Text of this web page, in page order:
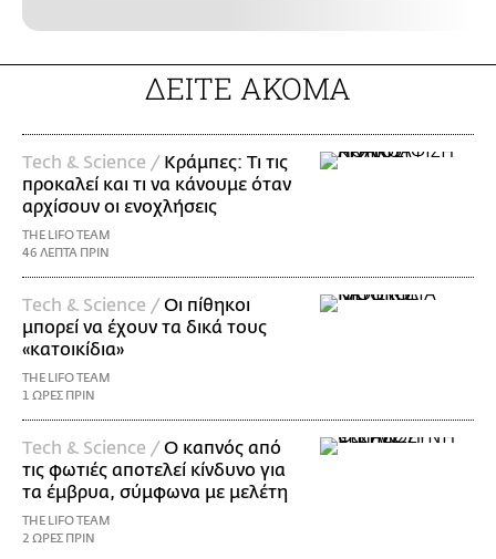
ΔΕΙΤΕ ΑΚΟΜΑ
Τech & Science / Κράμπες: Τι τις
προκαλεί και τι να κάνουμε όταν
αρχίσουν οι ενοχλήσεις
THE LIFO TEAM
46 ΛΕΠΤΑ ΠΡΙΝ
Τech & Science /Οι πίθηκοι
μπορεί να έχουν τα δικά τους
«κατοικίδια»
THE LIFO TEAM
1 ΩΡΕΣ ΠΡΙΝ
Τech & Science /Ο καπνός από
τις φωτιές αποτελεί κίνδυνο για
τα έμβρυα, σύμφωνα με μελέτη
THE LIFO TEAM
2 ΩΡΕΣ ΠΡΙΝ